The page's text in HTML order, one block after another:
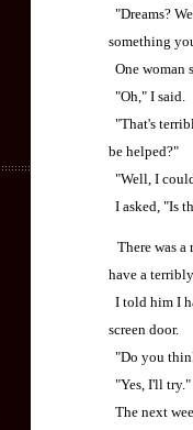
"Dreams?
something
One woman
"Oh," I said.
"That's
be helped?"
"Well, I
I asked, "Is
There was
have a
I told him I
screen door.
"Do you
"Yes, I'll try."
The next